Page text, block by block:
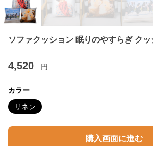
ソファクッション 眠りのやすらぎ ク
4,520 円
カラー
リネン
購入画面に進む